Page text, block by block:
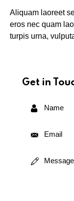
Aliquam laoreet
eros nec quam
turpis urna,
Get in